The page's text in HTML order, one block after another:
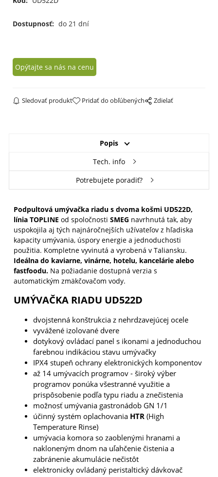
Dostupnosť: do 21 dní
Opýtajte sa nás na cenu
Sledovať produkt Pridať do obľúbených Zdielať
Popis
Tech. info
Potrebujete poradiť?
Podpultová umývačka riadu s dvoma košmi UD522D,
línia TOPLINE od spoločnosti SMEG navrhnutá tak, aby
uspokojila aj tých najnáročnejších užívateľov z hľadiska
kapacity umývania, úspory energie a jednoduchosti
použitia. Kompletne vyvinutá a vyrobená v Taliansku.
Ideálna do kaviarne, vinárne, hotelu, kancelárie alebo
fastfoodu. Na požiadanie dostupná verzia s
automatickým zmäkčovačom vody.
UMÝVAČKA RIADU UD522D
dvojstenná konštrukcia z nehrdzavejúcej ocele
vyvážené izolované dvere
dotykový ovládací panel s ikonami a jednoduchou
farebnou indikáciou stavu umývačky
IPX4 stupeň ochrany elektronických komponentov
až 14 umývacích programov - široký výber
programov ponúka všestranné využitie a
prispôsobenie podľa typu riadu a znečistenia
možnosť umývania gastronádob GN 1/1
účinný systém oplachovania HTR(High
Temperature Rinse)
umývacia komora so zaoblenými hranami a
nakloneným dnom na uľahčenie čistenia a
zabránenie akumulácie nečistôt
elektronicky ovládaný peristaltický dávkovač